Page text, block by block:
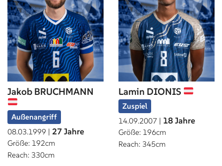
Jakob BRUCHMANN
Außenangriff
08.03.1999 | 27 Jahre
Größe: 192cm
Reach: 330cm
Lamin DIONIS
Zuspiel
14.09.2007 | 18 Jahre
Größe: 196cm
Reach: 345cm